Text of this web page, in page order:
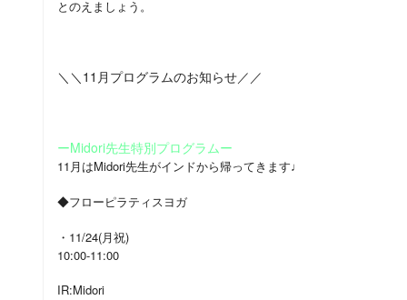
とのえましょう。
＼＼11月プログラムのお知らせ／／
ーMidori先生特別プログラムー
11月はMidori先生がインドから帰ってきます♩
◆フローピラティスヨガ
・11/24(月祝)
10:00-11:00
IR:Midori